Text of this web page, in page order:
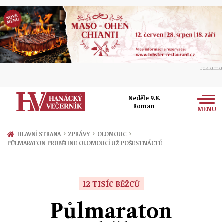
reklama
Neděle 9.8.
Roman
MENU
Zprávy
Ekonomika
HLAVNÍ STRANA › ZPRÁVY › OLOMOUC ›
PŮLMARATON PROBĚHNE OLOMOUCÍ UŽ POŠESTNÁCTÉ
12 TISÍC BĚŽCŮ
Půlmaraton